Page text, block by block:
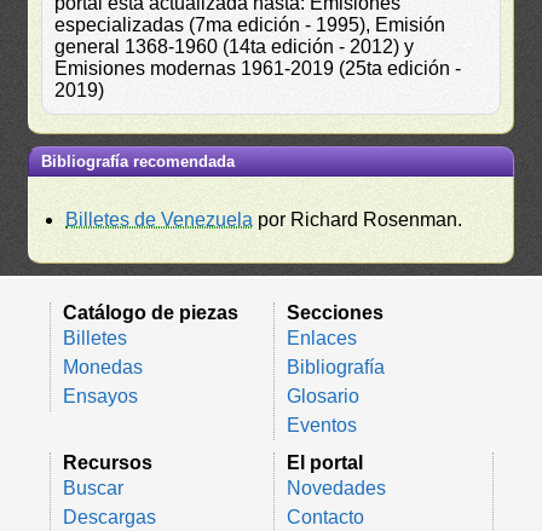
especializadas (7ma edición - 1995), Emisión
general 1368-1960 (14ta edición - 2012) y
Emisiones modernas 1961-2019 (25ta edición -
2019)
Bibliografía recomendada
Billetes de Venezuela por Richard Rosenman.
Catálogo de piezas
Billetes
Monedas
Ensayos
Secciones
Enlaces
Bibliografía
Glosario
Eventos
Recursos
Buscar
Descargas
El portal
Novedades
Contacto